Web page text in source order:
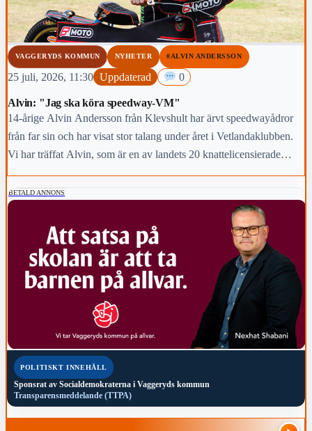
VAGGERYDS KOMMUN NYHETER #ALVIN ANDERSSON
25 juli, 2026, 11:30 Uppdaterad 0
Alvin: "Jag ska köra speedway-VM"
14-årige Alvin Andersson från Klevshult har ärvt speedwayådror
från far sin och har visat stor talang under året i Vetlandaklubben.
Vi har träffat Alvin, som är en av landets 20 knattelicensierade
förare, och fått veta det mesta om speedway.
BETALD ANNONS
POLITISKT INNEHÅLL
Sponsrat av Socialdemokraterna i Vaggeryds kommun
Transparensmeddelande (TTPA)